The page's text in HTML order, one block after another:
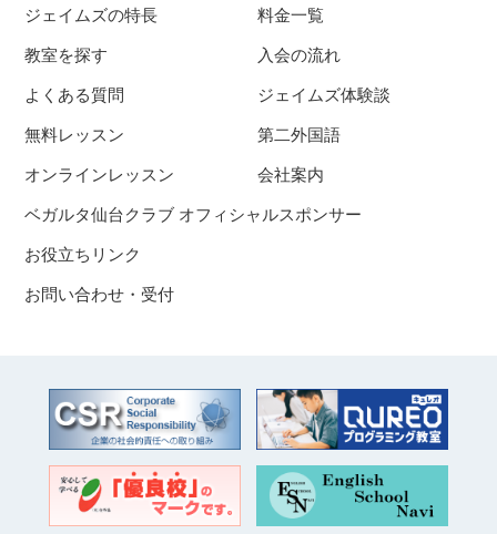
ジェイムズの特長
教室を探す
料金一覧
入会の流れ
よくある質問
無料レッスン
オンラインレッスン
ジェイムズ体験談
第二外国語
会社案内
ベガルタ仙台クラブ オフィシャルスポンサー
お役立ちリンク
お問い合わせ・受付